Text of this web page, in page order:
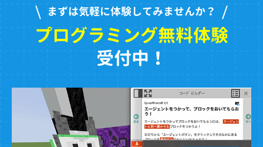
まずは気軽に体験してみませんか？
プログラミング無料体験
受付中！